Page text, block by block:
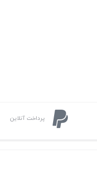
پرداخت آنلاین